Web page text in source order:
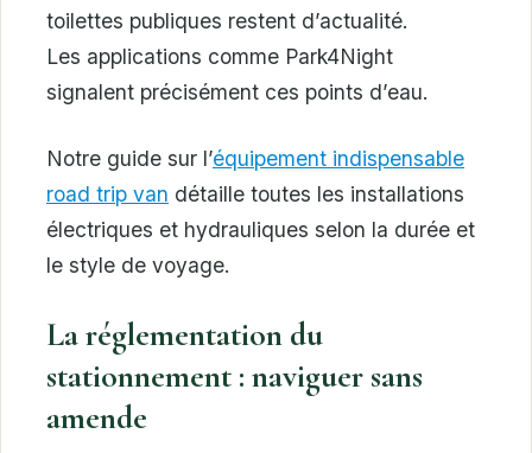
toilettes publiques restent d’actualité.
Les applications comme Park4Night
signalent précisément ces points d’eau.
Notre guide sur l’équipement indispensable
road trip van détaille toutes les installations
électriques et hydrauliques selon la durée et
le style de voyage.
La réglementation du
stationnement : naviguer sans
amende